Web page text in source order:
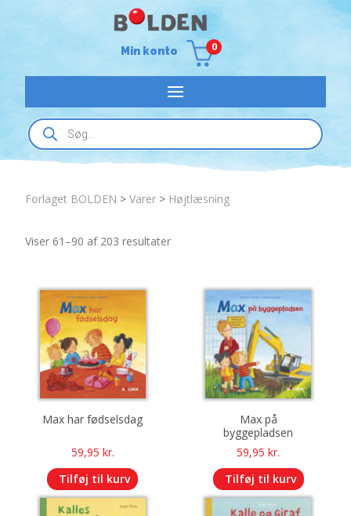
Min konto 0
Products
search
Forlaget BOLDEN >Varer > Højtlæsning
Viser 61–90 af 203 resultaterSorted
Max har fødselsdag
59,95 kr.
Tilføj til kurv
Max på
byggepladsen
59,95kr.
Tilføj til kurv